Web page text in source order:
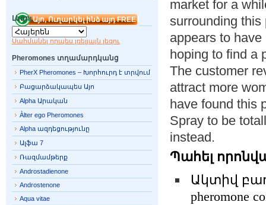
market for a
surrounding this
appears to
hoping to find a
The customer
attract more
have found this
Spray to be
instead.
Պահել
Ակտիվ
pheromone
Լեզու
Սահմանել որպես լռելյայն լեզու
Pheromones տղամարդկանց
PherX Pheromones – Խորհուրդ է տրվում
Բացարձակապես Այո
Alpha Արական
Àlter ego Pheromones
Alpha ազդեցությունը
Ալֆա 7
Ռազմամթերք
Androstadienone
Androstenone
Aqua vitae